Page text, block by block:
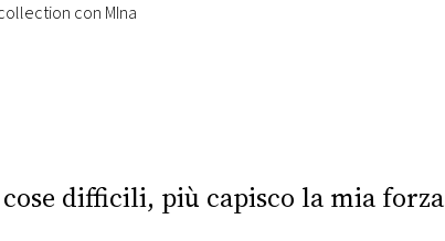
con MIna
difficili, più capisco la mia forza